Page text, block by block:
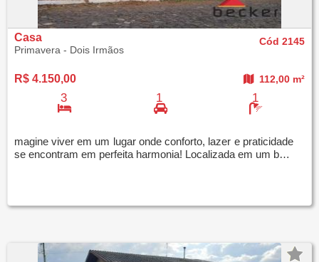
Casa
Primavera - Dois Irmãos
Cód 2145
R$ 4.150,00 112,00 m²
3 1 1
magine viver em um lugar onde conforto, lazer e praticidade
se encontram em perfeita harmonia! Localizada em um bairro tranquilo, com toda a paz que